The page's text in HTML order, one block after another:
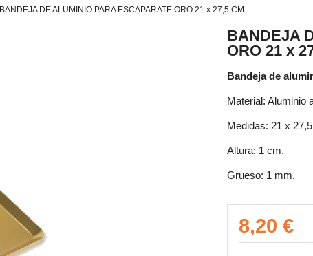
BANDEJA DE ALUMINIO PARA ESCAPARATE ORO 21 x 27,5 CM.
BANDEJA
ORO 21 x
Bandeja de
Material: Aluminio
Medidas: 21 x
Altura: 1 cm.
Grueso: 1 mm.
8,20 €